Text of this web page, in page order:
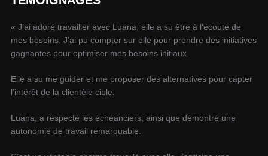
« J’ai adoré travailler avec Luana, elle a su être à l‘écoute de
mes besoins. J’ai pu compter sur elle pour prendre des initiatives
gagnantes pour optimiser mes besoins initiaux.
Elle a su me guider et me proposer des alternatives pour capter
l’intérêt de la clientèle cible.
Luana, a respecté les échéanciers, ainsi que démontré une
autonomie de travail remarquable.